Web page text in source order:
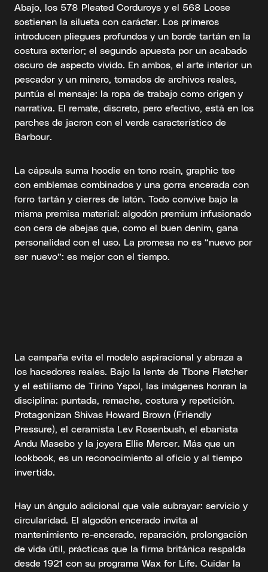
Abajo, los 578 Pleated Corduroys y el 568 Loose
sostienen la silueta con carácter. Los primeros
introducen pliegues profundos y un borde tartán en la
costura exterior; el segundo apuesta por un acabado
oscuro de aspecto vivido. En ambos, el arte interior un
pescador y un minero, tomados de archivos reales,
puntúa el mensaje: la ropa de trabajo como origen y
narrativa. El remate, discreto, pero efectivo, está en los
parches de jacron con el verde característico de
Barbour.
La cápsula suma hoodie en tono rosin, graphic tee
con emblemas combinados y una gorra encerada con
forro tartán y cierres de latón. Todo convive bajo la
misma premisa material: algodón premium infusionado
con cera de abejas que, como el buen denim, gana
personalidad con el uso. La promesa no es “nuevo por
ser nuevo”: es mejor con el tiempo.
La campaña evita el modelo aspiracional y abraza a
los hacedores reales. Bajo la lente de Tbone Fletcher
y el estilismo de Tirino Yspol, las imágenes honran la
disciplina: puntada, remache, costura y repetición.
Protagonizan Shivas Howard Brown (Friendly
Pressure), el ceramista Lev Rosenbush, el ebanista
Andu Masebo y la joyera Ellie Mercer. Más que un
lookbook, es un reconocimiento al oficio y al tiempo
invertido.
Hay un ángulo adicional que vale subrayar: servicio y
circularidad. El algodón encerado invita al
mantenimiento re-encerado, reparación, prolongación
de vida útil, prácticas que la firma británica respalda
desde 1921 con su programa Wax for Life. Cuidar la